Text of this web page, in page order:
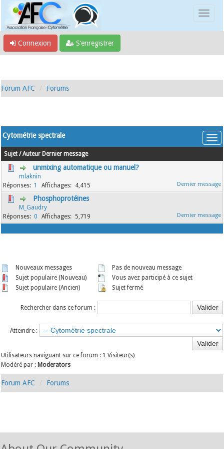
Connexion S’enregistrer
Forum AFC Forums
Cytométrie spectrale
Sujet /Auteur Dernier message
unmixing automatique ou manuel?
mlaknin
1
4,415
Phosphoprotéines
M_Gaudry
0
5,719
Nouveaux messages
Sujet populaire (Nouveau)
Sujet populaire (Ancien)
Pas de nouveau message
Vous avez participé à ce sujet
Sujet fermé
Rechercher dans ce forum :
Atteindre :
Utilisateurs naviguant sur ce forum : 1 Visiteur(s)
Modéré par : Moderators
Forum AFC Forums